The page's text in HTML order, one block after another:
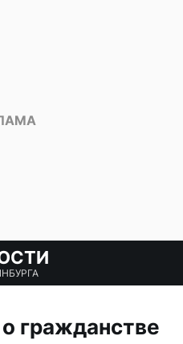
гражданстве